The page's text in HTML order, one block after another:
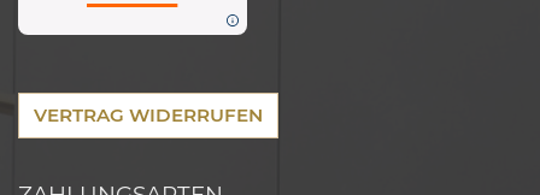
VERTRAG WIDERRUFEN